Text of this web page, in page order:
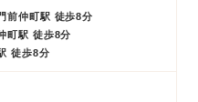
前仲町駅 徒歩8分
町駅 徒歩8分
徒歩8分